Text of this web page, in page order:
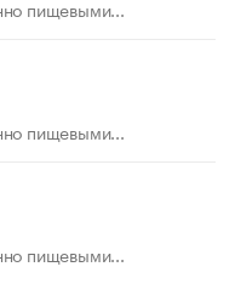
пищевыми...
пищевыми...
пищевыми...